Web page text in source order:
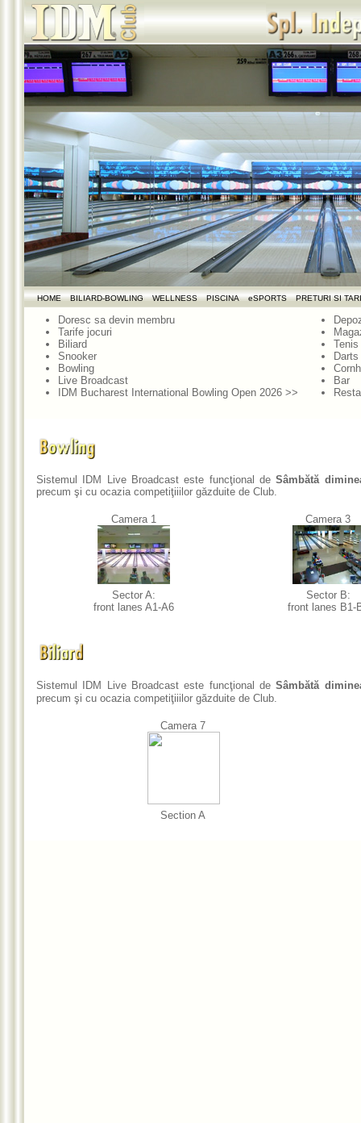
HOME BILIARD-BOWLING WELLNESS PISCINA eSPORTS PRETURI SI
Doresc sa devin membru
Tarife jocuri
Biliard
Snooker
Bowling
Live Broadcast
IDM Bucharest International Bowling Open 2026 >>
Darts
Bar
Sistemul IDM Live Broadcast este funcţional deSâmbătă
precum şi cu ocazia competiţiiilor găzduite de Club.
Camera 1 Camera 3
Sector A:
front lanes A1-A6
Sector B:
front lanes B1-
Sistemul IDM Live Broadcast este funcţional deSâmbătă
precum şi cu ocazia competiţiiilor găzduite de Club.
Camera 7
Section A